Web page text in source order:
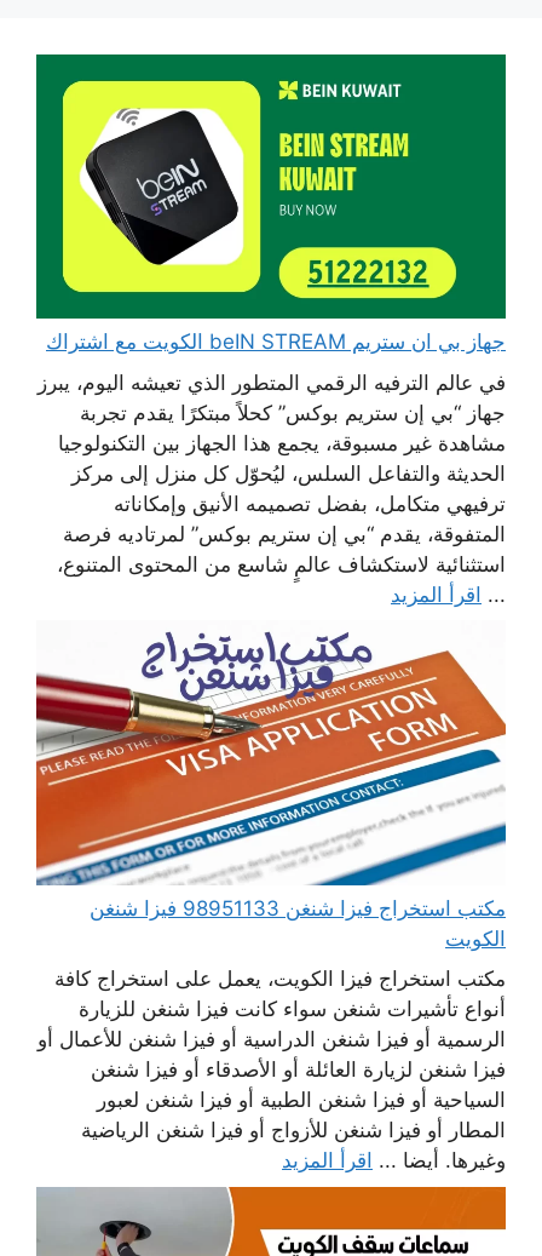
جهاز بي ان ستريم beIN STREAM الكويت مع اشتراك
في عالم الترفيه الرقمي المتطور الذي تعيشه اليوم، يبرز
جهاز “بي إن ستريم بوكس” كحلاً مبتكرًا يقدم تجربة
مشاهدة غير مسبوقة، يجمع هذا الجهاز بين التكنولوجيا
الحديثة والتفاعل السلس، ليُحوّل كل منزل إلى مركز
ترفيهي متكامل، بفضل تصميمه الأنيق وإمكاناته
المتفوقة، يقدم “بي إن ستريم بوكس” لمرتاديه فرصة
استثنائية لاستكشاف عالمٍ شاسع من المحتوى المتنوع،
... اقرأ المزيد
مكتب استخراج فيزا شنغن 98951133 فيزا شنغن
الكويت
مكتب استخراج فيزا الكويت، يعمل على استخراج كافة
أنواع تأشيرات شنغن سواء كانت فيزا شنغن للزيارة
الرسمية أو فيزا شنغن الدراسية أو فيزا شنغن للأعمال أو
فيزا شنغن لزيارة العائلة أو الأصدقاء أو فيزا شنغن
السياحية أو فيزا شنغن الطبية أو فيزا شنغن لعبور
المطار أو فيزا شنغن للأزواج أو فيزا شنغن الرياضية
وغيرها. أيضا ... اقرأ المزيد